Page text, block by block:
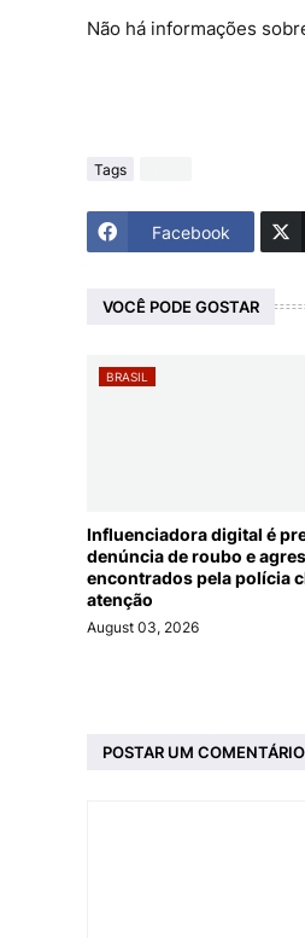
Não há informações
Tags
Facebook
VOCÊ PODE GOSTAR
BRASIL
Influenciadora digital é
denúncia de roubo e
encontrados pela polícia
atenção
August 03, 2026
POSTAR UM COMENTÁRIO